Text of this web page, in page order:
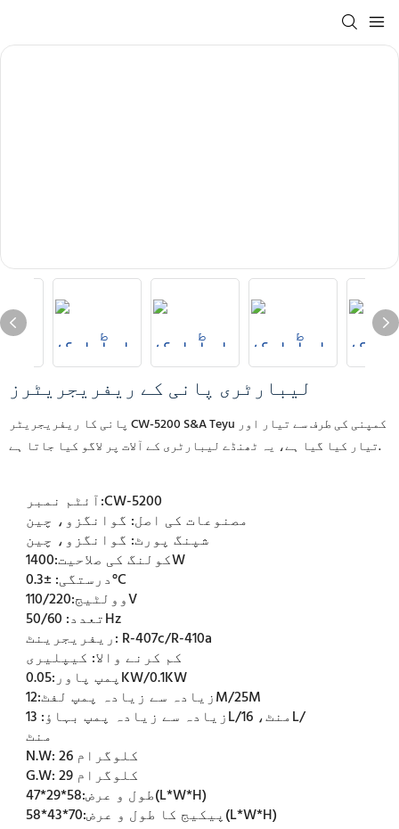
لیبارٹری پانی کے ریفریجریٹرز
پانی کا ریفریجریٹر CW-5200 S&A Teyu کمپنی کی طرف سے تیار اور
تیار کیا گیا ہے، یہ ٹھنڈے لیبارٹری کے آلات پر لاگو کیا جاتا ہے.
آئٹم نمبر:CW-5200
مصنوعات کی اصل: گوانگزو، چین
شپنگ پورٹ: گوانگزو، چین
کولنگ کی صلاحیت:1400W
درستگی:±0.3°C
وولٹیج:110/220V
تعدد:50/60Hz
ریفریجرینٹ: R-407c/R-410a
کم کرنے والا: کیپلیری
پمپ پاور:0.05KW/0.1KW
زیادہ سے زیادہ پمپ لفٹ:12M/25M
زیادہ سے زیادہ پمپ بہاؤ: 13L/منٹ، 16L/
منٹ
N.W:
26 کلوگرام
G.W:
29 کلوگرام
طول و عرض:58*29*47(L*W*H)
پیکیج کا طول و عرض:70*43*58(L*W*H)